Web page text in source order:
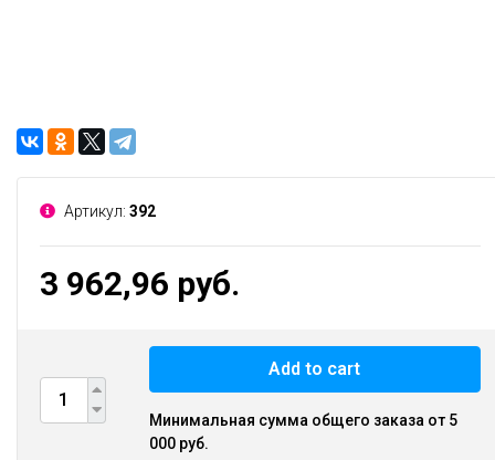
Артикул: 392
3 962,96 руб.
Add to cart
Минимальная сумма общего заказа от 5
000 руб.